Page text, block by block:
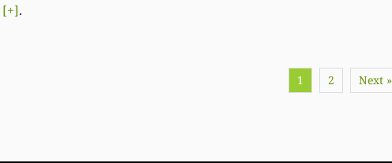
[+].
1 2 Next »